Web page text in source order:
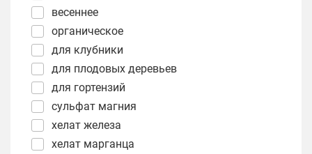
весеннее
органическое
для клубники
для плодовых деревьев
для гортензий
сульфат магния
хелат железа
хелат марганца